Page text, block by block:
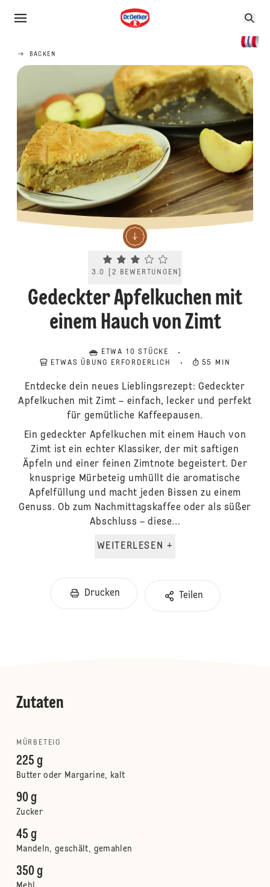
BACKEN
Current rating 3.0. Click to rate.
3.0 2 BEWERTUNGEN
Gedeckter Apfelkuchen mit
einem Hauch von Zimt
ETWA 10 STÜCKE
ETWAS ÜBUNG ERFORDERLICH
55 MIN
Entdecke dein neues Lieblingsrezept: Gedeckter
Apfelkuchen mit Zimt – einfach, lecker und perfekt
für gemütliche Kaffeepausen.
Ein gedeckter Apfelkuchen mit einem Hauch von
Zimt ist ein echter Klassiker, der mit saftigen
Äpfeln und einer feinen Zimtnote begeistert. Der
knusprige Mürbeteig umhüllt die aromatische
Apfelfüllung und macht jeden Bissen zu einem
Genuss. Ob zum Nachmittagskaffee oder als süßer
Abschluss – diese...
WEITERLESEN +
Drucken Teilen
Zutaten
MÜRBETEIG
225 g
Butter oder Margarine, kalt
90 g
Zucker
45 g
Mandeln, geschält, gemahlen
350 g